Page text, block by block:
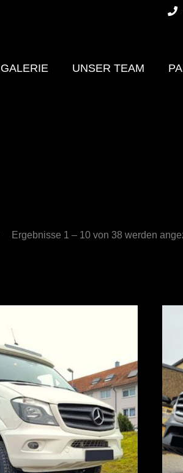
GALERIE UNSER TEAM
Ergebnisse 1 – 10 von 38 werden